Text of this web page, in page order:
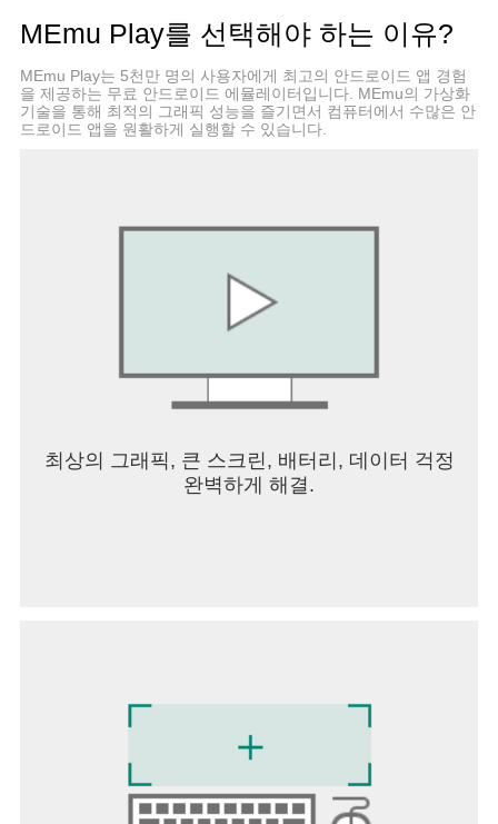
MEmu Play를 선택해야 하는 이유?
MEmu Play는 5천만 명의 사용자에게 최고의 안드로이드 앱 경험
을 제공하는 무료 안드로이드 에뮬레이터입니다. MEmu의 가상화
기술을 통해 최적의 그래픽 성능을 즐기면서 컴퓨터에서 수많은 안
드로이드 앱을 원활하게 실행할 수 있습니다.
최상의 그래픽, 큰 스크린, 배터리, 데이터 걱정
완벽하게 해결.